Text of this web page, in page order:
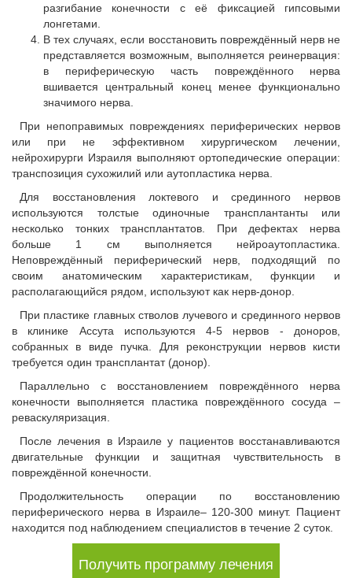
разгибание конечности с её фиксацией гипсовыми
лонгетами.
В тех случаях, если восстановить повреждённый нерв не
представляется возможным, выполняется реинервация:
в периферическую часть повреждённого нерва
вшивается центральный конец менее функционально
значимого нерва.
При непоправимых повреждениях периферических нервов
или при не эффективном хирургическом лечении,
нейрохирурги Израиля выполняют ортопедические операции:
транспозиция сухожилий или аутопластика нерва.
Для восстановления локтевого и срединного нервов
используются толстые одиночные трансплантанты или
несколько тонких трансплантатов. При дефектах нерва
больше 1 см выполняется нейроаутопластика.
Неповреждённый периферический нерв, подходящий по
своим анатомическим характеристикам, функции и
располагающийся рядом, используют как нерв-донор.
При пластике главных стволов лучевого и срединного нервов
в клинике Ассута используются 4-5 нервов - доноров,
собранных в виде пучка. Для реконструкции нервов кисти
требуется один трансплантат (донор).
Параллельно с восстановлением повреждённого нерва
конечности выполняется пластика повреждённого сосуда –
реваскуляризация.
После лечения в Израиле у пациентов восстанавливаются
двигательные функции и защитная чувствительность в
повреждённой конечности.
Продолжительность операции по восстановлению
периферического нерва в Израиле– 120-300 минут. Пациент
находится под наблюдением специалистов в течение 2 суток.
Получить программу лечения